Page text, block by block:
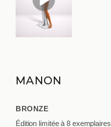
MANON
BRONZE
Édition limitée à 8 exemplaires